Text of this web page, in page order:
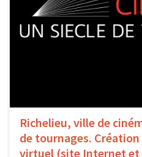
Richelieu, ville de
de tournages.
virtuel (site Internet et